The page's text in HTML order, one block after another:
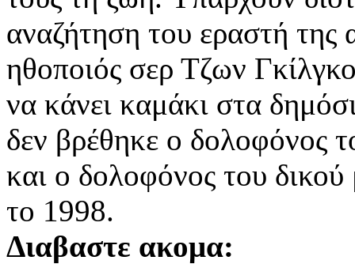
αναζήτηση του εραστή της
ηθοποιός σερ Τζων
να κάνει καμάκι στα
δεν βρέθηκε ο δολοφόνος
και ο δολοφόνος του
το 1998.
Διαβαστε ακομα: